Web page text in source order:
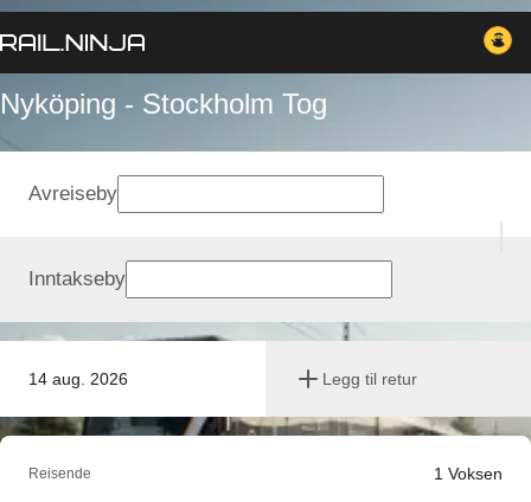
Nyköping - Stockholm Tog
14 aug. 2026 Legg til retur
Avreiseby
Inntakseby
Reisende 1 Voksen